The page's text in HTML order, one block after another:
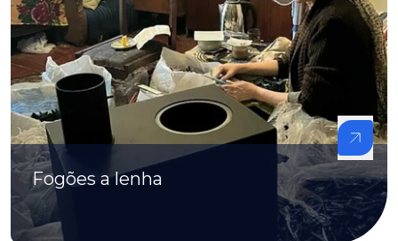
Fogões a lenha